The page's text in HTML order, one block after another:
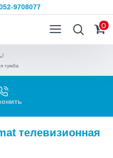
9708077
0
тумба
телевизионная